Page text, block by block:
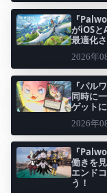
『
がiOS
最適化
2026年
『パル
同時に
ゲットに
2026年
『
働きを
エンド
う！